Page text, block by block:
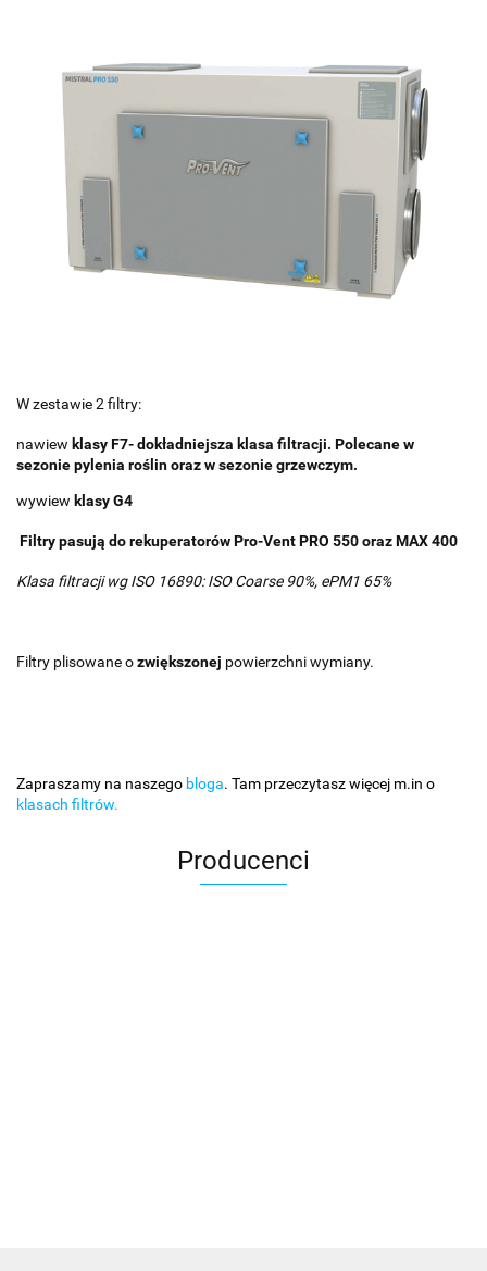
W zestawie 2 filtry:
nawiew klasy F7- dokładniejsza klasa filtracji. Polecane w
sezonie pylenia roślin oraz w sezonie grzewczym.
wywiew klasy G4
Filtry pasują do rekuperatorów Pro-Vent PRO 550 oraz MAX 400
Klasa filtracji wg ISO 16890: ISO Coarse 90%, ePM1 65%
Filtry plisowane ozwiększonej powierzchni wymiany.
Zapraszamy na naszego bloga. Tam przeczytasz więcej m.in o
klasach filtrów.
Producenci